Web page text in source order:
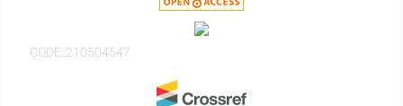
CODE: 210504547